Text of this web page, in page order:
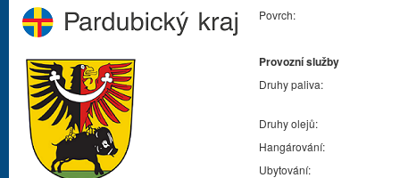
Povrch:
Provozní služby
Druhy paliva:
Druhy olejů:
Hangárování:
Ubytování: